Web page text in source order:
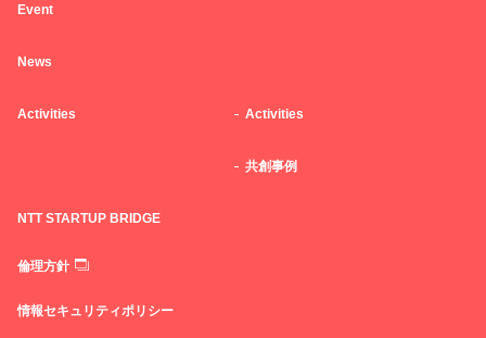
Event
News
Activities Activities
共創事例
NTT STARTUP BRIDGE
倫理方針
情報セキュリティポリシー